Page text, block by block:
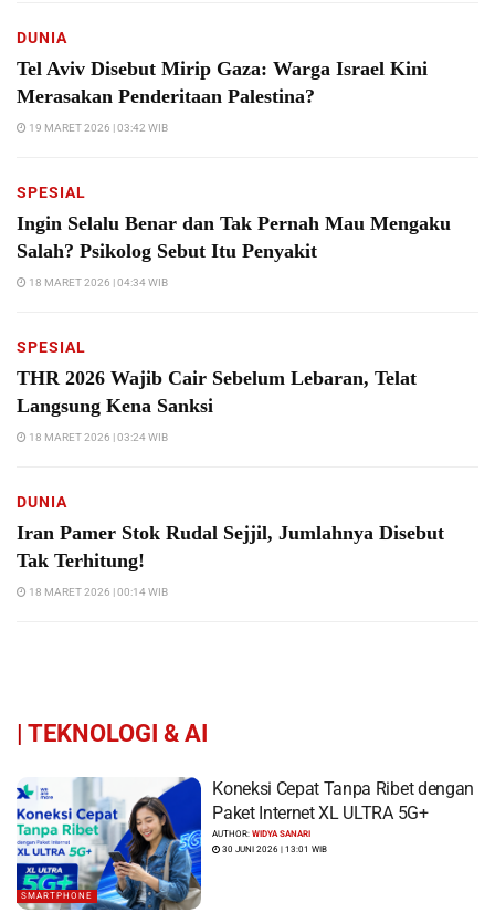
DUNIA
Tel Aviv Disebut Mirip Gaza: Warga Israel Kini
Merasakan Penderitaan Palestina?
19 MARET 2026 | 03:42 WIB
SPESIAL
Ingin Selalu Benar dan Tak Pernah Mau Mengaku
Salah? Psikolog Sebut Itu Penyakit
18 MARET 2026 | 04:34 WIB
SPESIAL
THR 2026 Wajib Cair Sebelum Lebaran, Telat
Langsung Kena Sanksi
18 MARET 2026 | 03:24 WIB
DUNIA
Iran Pamer Stok Rudal Sejjil, Jumlahnya Disebut
Tak Terhitung!
18 MARET 2026 | 00:14 WIB
TEKNOLOGI & AI
SMARTPHONE
Koneksi Cepat Tanpa Ribet dengan
Paket Internet XL ULTRA 5G+
AUTHOR:WIDYA SANARI
30 JUNI 2026 | 13:01 WIB